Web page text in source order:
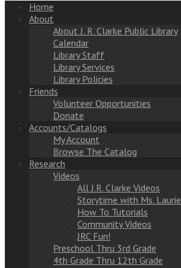
Home
About
About J. R. Clarke Public Library
Calendar
Library Staff
Library Services
Library Policies
Friends
Volunteer Opportunities
Donate
Accounts/Catalogs
My Account
Browse The Catalog
Research
Videos
All J.R. Clarke Videos
Storytime with Ms. Laurie
How To Tutorials
Community Videos
JRC Fun!
Preschool Thru 3rd Grade
4th Grade Thru 12th Grade